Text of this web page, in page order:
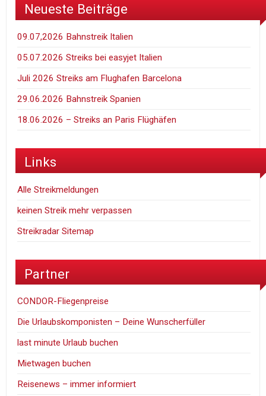
Neueste Beiträge
09.07,2026 Bahnstreik Italien
05.07.2026 Streiks bei easyjet Italien
Juli 2026 Streiks am Flughafen Barcelona
29.06.2026 Bahnstreik Spanien
18.06.2026 – Streiks an Paris Flüghäfen
Links
Alle Streikmeldungen
keinen Streik mehr verpassen
Streikradar Sitemap
Partner
CONDOR-Fliegenpreise
Die Urlaubskomponisten – Deine Wunscherfüller
last minute Urlaub buchen
Mietwagen buchen
Reisenews – immer informiert